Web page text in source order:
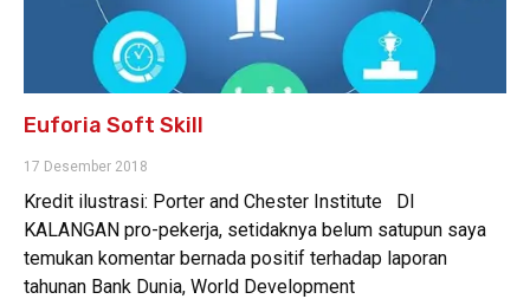
Euforia Soft Skill
17 Desember 2018
Kredit ilustrasi: Porter and Chester Institute DI
KALANGAN pro-pekerja, setidaknya belum satupun saya
temukan komentar bernada positif terhadap laporan
tahunan Bank Dunia, World Development